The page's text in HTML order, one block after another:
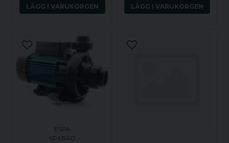
LÄGG I VARUKORGEN LÄGG I VARUKORGEN
ESPA
SPABAD